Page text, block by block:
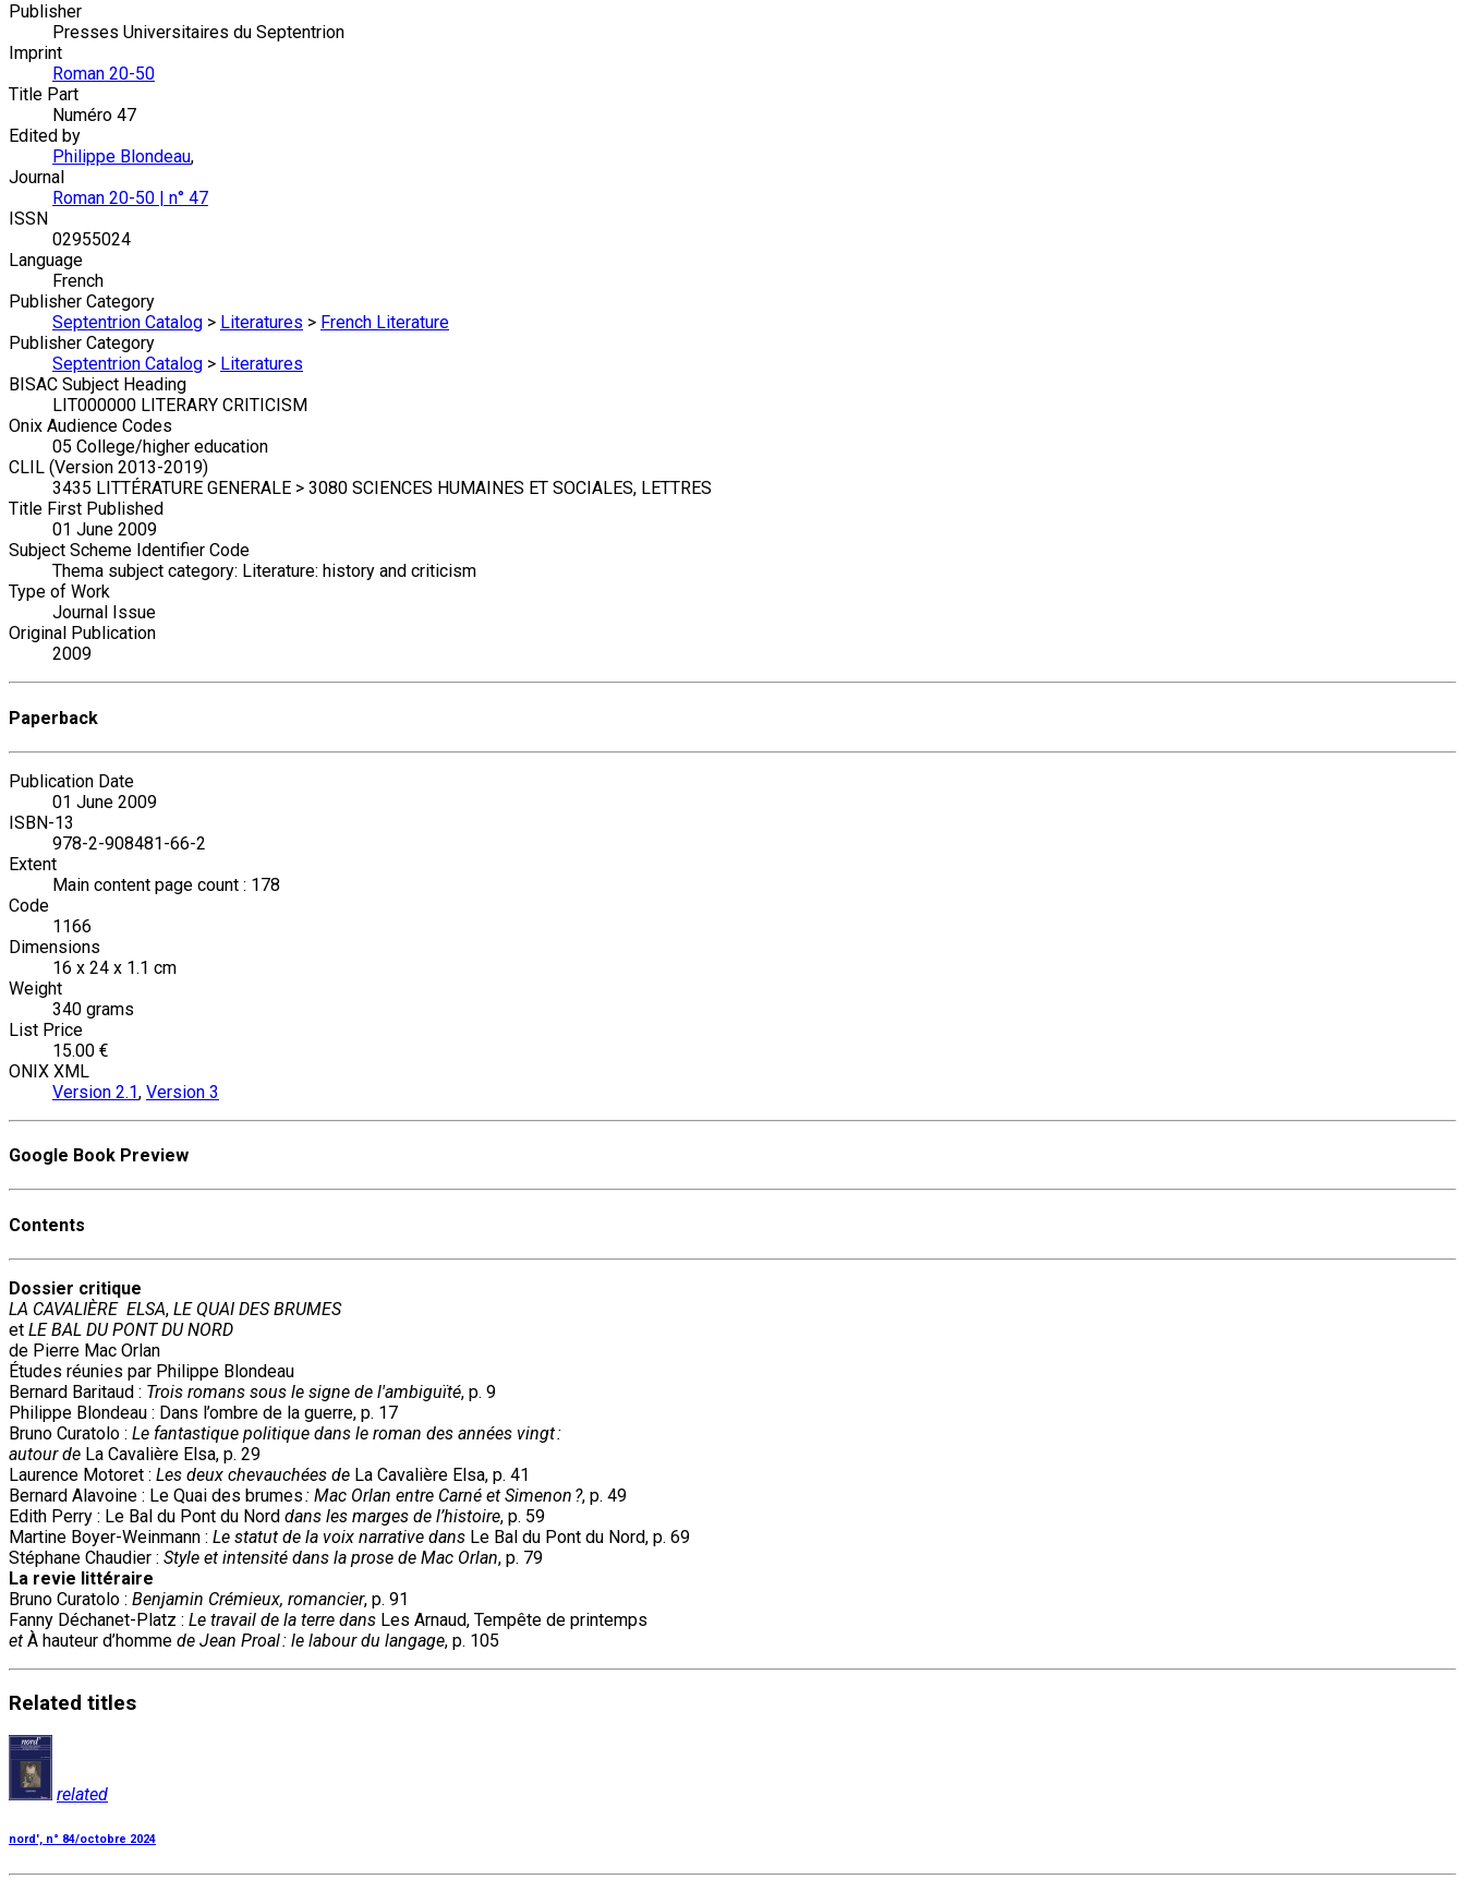
Publisher
Presses Universitaires du Septentrion
Imprint
Roman 20-50
Title Part
Numéro 47
Edited by
Philippe Blondeau,
Journal
Roman 20-50 | n° 47
ISSN
02955024
Language
French
Publisher Category
Septentrion Catalog > Literatures > French Literature
Publisher Category
Septentrion Catalog > Literatures
BISAC Subject Heading
LIT000000 LITERARY CRITICISM
Onix Audience Codes
05 College/higher education
CLIL (Version 2013-2019)
3435 LITTÉRATURE GENERALE > 3080 SCIENCES HUMAINES ET SOCIALES, LETTRES
Title First Published
01 June 2009
Subject Scheme Identifier Code
Thema subject category: Literature: history and criticism
Type of Work
Journal Issue
Original Publication
2009
Paperback
Publication Date
01 June 2009
ISBN-13
978-2-908481-66-2
Extent
Main content page count : 178
Code
1166
Dimensions
16 x 24 x 1.1 cm
Weight
340 grams
List Price
15.00 €
ONIX XML
Version 2.1, Version 3
Google Book Preview
Contents
Dossier critique
LA CAVALIÈRE ELSA, LE QUAI DES BRUMES
et LE BAL DU PONT DU NORD
de Pierre Mac Orlan
Études réunies par Philippe Blondeau
Bernard Baritaud : Trois romans sous le signe de l'ambiguïté, p. 9
Philippe Blondeau : Dans l’ombre de la guerre, p. 17
Bruno Curatolo : Le fantastique politique dans le roman des années vingt :
autour de La Cavalière Elsa, p. 29
Laurence Motoret : Les deux chevauchées de La Cavalière Elsa, p. 41
Bernard Alavoine : Le Quai des brumes: Mac Orlan entre Carné et Simenon ?, p. 49
Edith Perry : Le Bal du Pont du Nord dans les marges de l’histoire, p. 59
Martine Boyer-Weinmann : Le statut de la voix narrative dans Le Bal du Pont du Nord, p. 69
Stéphane Chaudier : Style et intensité dans la prose de Mac Orlan, p. 79
La revie littéraire
Bruno Curatolo : Benjamin Crémieux, romancier, p. 91
Fanny Déchanet-Platz : Le travail de la terre dans Les Arnaud, Tempête de printemps
et À hauteur d’homme de Jean Proal : le labour du langage, p. 105
Related titles
related
nord', n° 84/octobre 2024